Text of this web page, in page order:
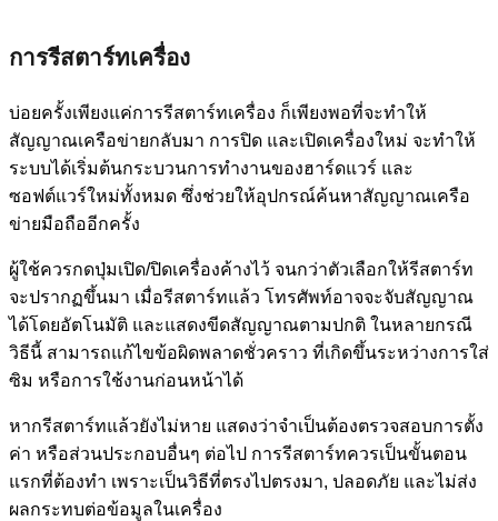
การรีสตาร์ทเครื่อง
บ่อยครั้งเพียงแค่การรีสตาร์ทเครื่อง ก็เพียงพอที่จะทำให้
สัญญาณเครือข่ายกลับมา การปิด และเปิดเครื่องใหม่ จะทำให้
ระบบได้เริ่มต้นกระบวนการทำงานของฮาร์ดแวร์ และ
ซอฟต์แวร์ใหม่ทั้งหมด ซึ่งช่วยให้อุปกรณ์ค้นหาสัญญาณเครือ
ข่ายมือถืออีกครั้ง
ผู้ใช้ควรกดปุ่มเปิด/ปิดเครื่องค้างไว้ จนกว่าตัวเลือกให้รีสตาร์ท
จะปรากฏขึ้นมา เมื่อรีสตาร์ทแล้ว โทรศัพท์อาจจะจับสัญญาณ
ได้โดยอัตโนมัติ และแสดงขีดสัญญาณตามปกติ ในหลายกรณี
วิธีนี้ สามารถแก้ไขข้อผิดพลาดชั่วคราว ที่เกิดขึ้นระหว่างการใส่
ซิม หรือการใช้งานก่อนหน้าได้
หากรีสตาร์ทแล้วยังไม่หาย แสดงว่าจำเป็นต้องตรวจสอบการตั้ง
ค่า หรือส่วนประกอบอื่นๆ ต่อไป การรีสตาร์ทควรเป็นขั้นตอน
แรกที่ต้องทำ เพราะเป็นวิธีที่ตรงไปตรงมา, ปลอดภัย และไม่ส่ง
ผลกระทบต่อข้อมูลในเครื่อง